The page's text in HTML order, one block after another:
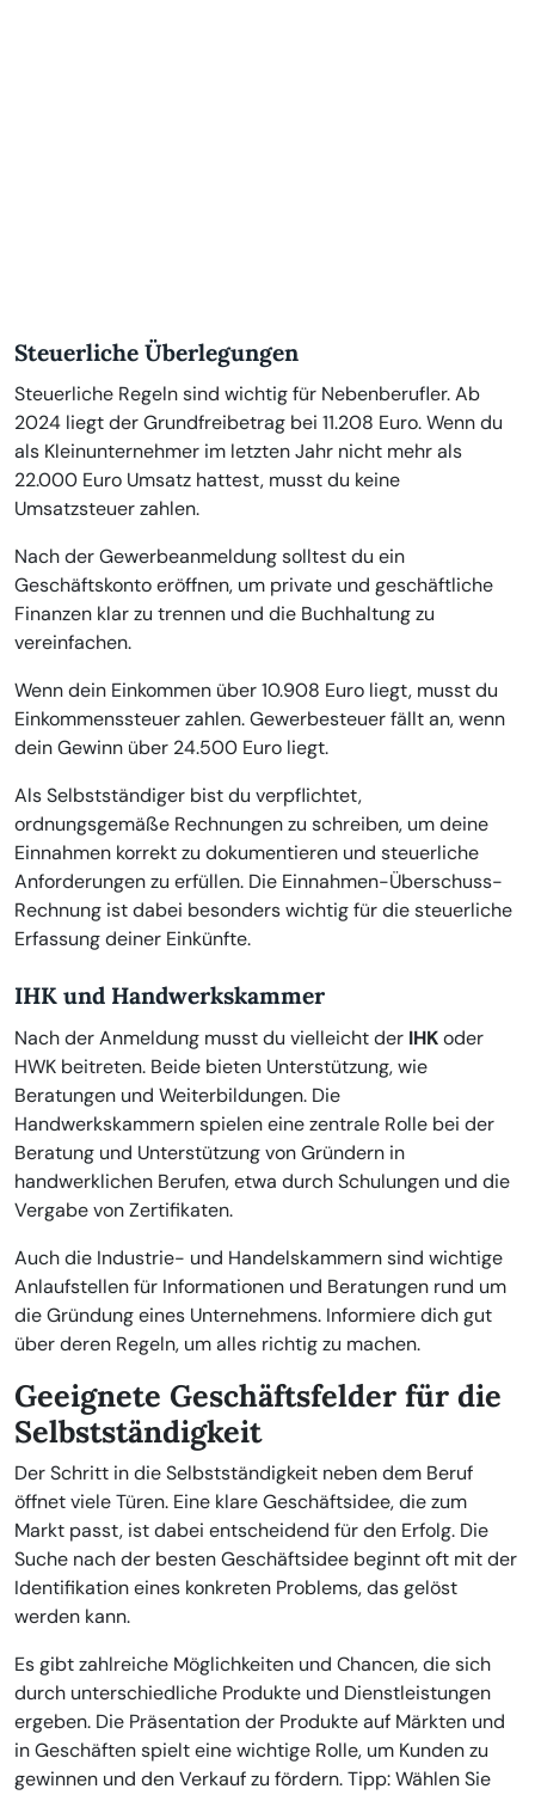
Steuerliche Überlegungen
Steuerliche Regeln sind wichtig für Nebenberufler. Ab
2024 liegt der Grundfreibetrag bei 11.208 Euro. Wenn du
als Kleinunternehmer im letzten Jahr nicht mehr als
22.000 Euro Umsatz hattest, musst du keine
Umsatzsteuer zahlen.
Nach der Gewerbeanmeldung solltest du ein
Geschäftskonto eröffnen, um private und geschäftliche
Finanzen klar zu trennen und die Buchhaltung zu
vereinfachen.
Wenn dein Einkommen über 10.908 Euro liegt, musst du
Einkommenssteuer zahlen. Gewerbesteuer fällt an, wenn
dein Gewinn über 24.500 Euro liegt.
Als Selbstständiger bist du verpflichtet,
ordnungsgemäße Rechnungen zu schreiben, um deine
Einnahmen korrekt zu dokumentieren und steuerliche
Anforderungen zu erfüllen. Die Einnahmen-Überschuss-
Rechnung ist dabei besonders wichtig für die steuerliche
Erfassung deiner Einkünfte.
IHK und Handwerkskammer
Nach der Anmeldung musst du vielleicht der IHKoder
HWK beitreten. Beide bieten Unterstützung, wie
Beratungen und Weiterbildungen. Die
Handwerkskammern spielen eine zentrale Rolle bei der
Beratung und Unterstützung von Gründern in
handwerklichen Berufen, etwa durch Schulungen und die
Vergabe von Zertifikaten.
Auch die Industrie- und Handelskammern sind wichtige
Anlaufstellen für Informationen und Beratungen rund um
die Gründung eines Unternehmens. Informiere dich gut
über deren Regeln, um alles richtig zu machen.
Geeignete Geschäftsfelder für die
Selbstständigkeit
Der Schritt in die Selbstständigkeit neben dem Beruf
öffnet viele Türen. Eine klare Geschäftsidee, die zum
Markt passt, ist dabei entscheidend für den Erfolg. Die
Suche nach der besten Geschäftsidee beginnt oft mit der
Identifikation eines konkreten Problems, das gelöst
werden kann.
Es gibt zahlreiche Möglichkeiten und Chancen, die sich
durch unterschiedliche Produkte und Dienstleistungen
ergeben. Die Präsentation der Produkte auf Märkten und
in Geschäften spielt eine wichtige Rolle, um Kunden zu
gewinnen und den Verkauf zu fördern. Tipp: Wählen Sie